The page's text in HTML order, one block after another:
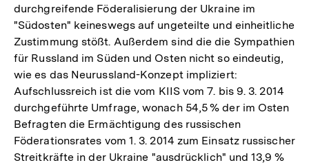
durchgreifende Föderalisierung der Ukraine im
"Südosten" keineswegs auf ungeteilte und einheitliche
Zustimmung stößt. Außerdem sind die die Sympathien
für Russland im Süden und Osten nicht so eindeutig,
wie es das Neurussland-Konzept impliziert:
Aufschlussreich ist die vom KIIS vom 7. bis 9. 3. 2014
durchgeführte Umfrage, wonach 54,5 % der im Osten
Befragten die Ermächtigung des russischen
Föderationsrates vom 1. 3. 2014 zum Einsatz russischer
Streitkräfte in der Ukraine "ausdrücklich" und 13,9 %